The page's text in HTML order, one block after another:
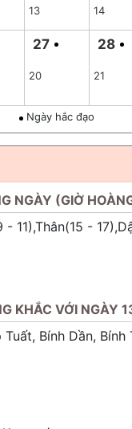
13 14
27
20
28
21
Ngày hắc đạo
NGÀY (GIỜ
- 11),Thân(15 -
KHẮC VỚI
Tuất, Bính Dần,